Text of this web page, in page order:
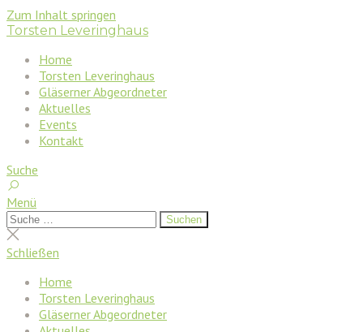
Zum Inhalt springen
Torsten Leveringhaus
Home
Torsten Leveringhaus
Gläserner Abgeordneter
Aktuelles
Events
Kontakt
Suche
Menü
Suchen
nach:
Suchen
Suche
schließen
Schließen
Home
Torsten Leveringhaus
Gläserner Abgeordneter